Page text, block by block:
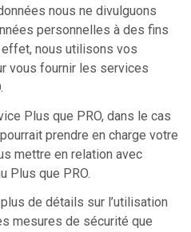
nous ne divulguons
personnelles à des fins
nous utilisons vos
vous fournir les services
Plus que PRO, dans le cas
prendre en charge votre
mettre en relation avec
Plus que PRO.
de détails sur l’utilisation
mesures de sécurité que